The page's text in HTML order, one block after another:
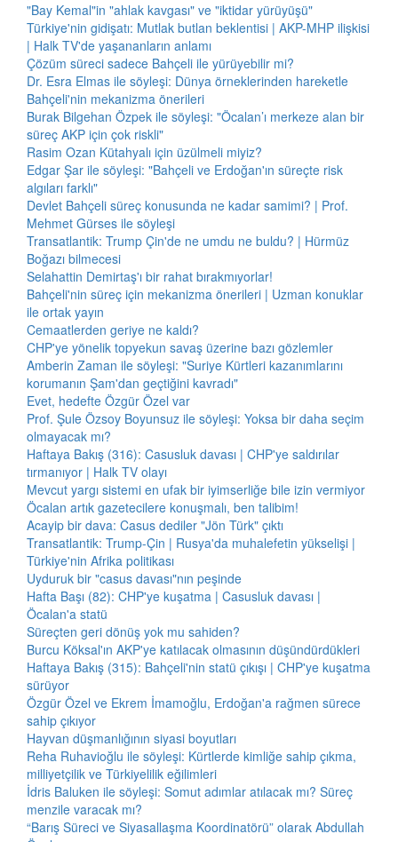
"Bay Kemal"in "ahlak kavgası" ve "iktidar yürüyüşü"
Türkiye'nin gidişatı: Mutlak butlan beklentisi | AKP-MHP ilişkisi
| Halk TV'de yaşananların anlamı
Çözüm süreci sadece Bahçeli ile yürüyebilir mi?
Dr. Esra Elmas ile söyleşi: Dünya örneklerinden hareketle
Bahçeli'nin mekanizma önerileri
Burak Bilgehan Özpek ile söyleşi: "Öcalan’ı merkeze alan bir
süreç AKP için çok riskli"
Rasim Ozan Kütahyalı için üzülmeli miyiz?
Edgar Şar ile söyleşi: "Bahçeli ve Erdoğan'ın süreçte risk
algıları farklı"
Devlet Bahçeli süreç konusunda ne kadar samimi? | Prof.
Mehmet Gürses ile söyleşi
Transatlantik: Trump Çin'de ne umdu ne buldu? | Hürmüz
Boğazı bilmecesi
Selahattin Demirtaş'ı bir rahat bırakmıyorlar!
Bahçeli'nin süreç için mekanizma önerileri | Uzman konuklar
ile ortak yayın
Cemaatlerden geriye ne kaldı?
CHP'ye yönelik topyekun savaş üzerine bazı gözlemler
Amberin Zaman ile söyleşi: "Suriye Kürtleri kazanımlarını
korumanın Şam'dan geçtiğini kavradı"
Evet, hedefte Özgür Özel var
Prof. Şule Özsoy Boyunsuz ile söyleşi: Yoksa bir daha seçim
olmayacak mı?
Haftaya Bakış (316): Casusluk davası | CHP'ye saldırılar
tırmanıyor | Halk TV olayı
Mevcut yargı sistemi en ufak bir iyimserliğe bile izin vermiyor
Öcalan artık gazetecilere konuşmalı, ben talibim!
Acayip bir dava: Casus dediler "Jön Türk" çıktı
Transatlantik: Trump-Çin | Rusya'da muhalefetin yükselişi |
Türkiye'nin Afrika politikası
Uyduruk bir "casus davası"nın peşinde
Hafta Başı (82): CHP'ye kuşatma | Casusluk davası |
Öcalan'a statü
Süreçten geri dönüş yok mu sahiden?
Burcu Köksal'ın AKP'ye katılacak olmasının düşündürdükleri
Haftaya Bakış (315): Bahçeli'nin statü çıkışı | CHP'ye kuşatma
sürüyor
Özgür Özel ve Ekrem İmamoğlu, Erdoğan'a rağmen sürece
sahip çıkıyor
Hayvan düşmanlığının siyasi boyutları
Reha Ruhavioğlu ile söyleşi: Kürtlerde kimliğe sahip çıkma,
milliyetçilik ve Türkiyelilik eğilimleri
İdris Baluken ile söyleşi: Somut adımlar atılacak mı? Süreç
menzile varacak mı?
“Barış Süreci ve Siyasallaşma Koordinatörü” olarak Abdullah